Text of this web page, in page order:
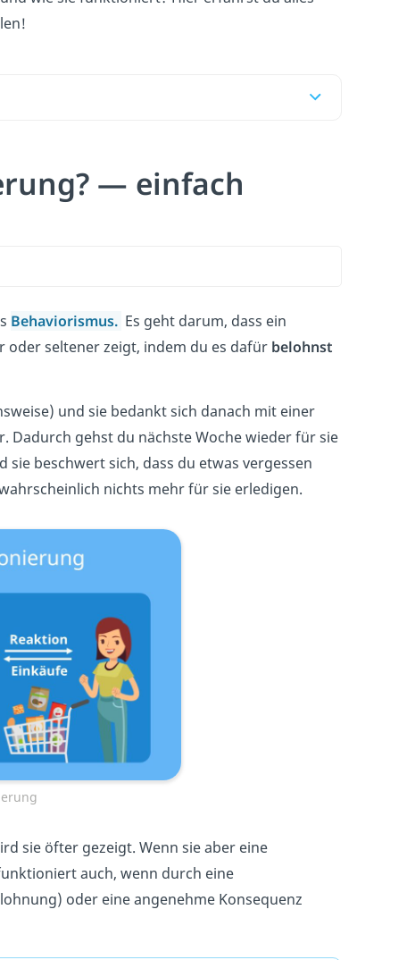
— einfach
Behaviorismus. Es geht darum, dass ein
oder seltener zeigt, indem du es dafür belohnst
und sie bedankt sich danach mit einer
Dadurch gehst du nächste Woche wieder für sie
beschwert sich, dass du etwas vergessen
nichts mehr für sie erledigen.
sie öfter gezeigt. Wenn sie aber eine
auch, wenn durch eine
oder eine angenehme Konsequenz